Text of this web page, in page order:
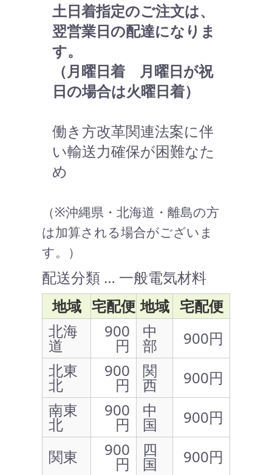
土日着指定のご注文は、
翌営業日の配達になりま
す。
（月曜日着 月曜日が祝
日の場合は火曜日着）
働き方改革関連法案に伴
い輸送力確保が困難なた
め
（※沖縄県・北海道・離島の方
は加算される場合がございま
す。）
配送分類 … 一般電気材料
地域 宅配便 地域 宅配便
北海
道
900
円
中
部
900円
北東
北
900
円
関
西
900円
南東
北
900
円
中
国
900円
関東
900
円
四
国
900円